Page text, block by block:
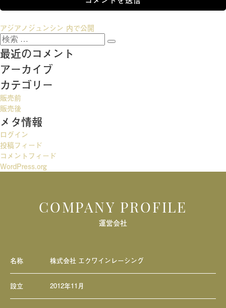
投
稿
ナ
ビ
ゲ
ー
シ
ョ
ン
アジアノジュンシン 内で公開
検
索:
検
最近のコメント
アーカイブ
カテゴリー
販売前
販売後
メタ情報
ログイン
投稿フィード
コメントフィード
WordPress.org
COMPANY PROFILE
運営会社
名称 株式会社 エクワインレーシング
設立 2012年11月